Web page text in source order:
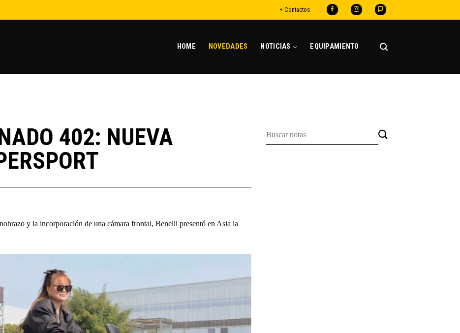
+ Contactos
HOME NOVEDADES NOTICIAS EQUIPAMIENTO
402: NUEVA
y la incorporación de una cámara frontal, Benelli presentó en Asia la